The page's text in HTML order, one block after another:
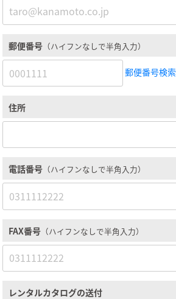
郵便番号 （ハイフンなしで半角入力）
郵便番号検索
住所
電話番号 （ハイフンなしで半角入力）
FAX番号 （ハイフンなしで半角入力）
レンタルカタログの送付